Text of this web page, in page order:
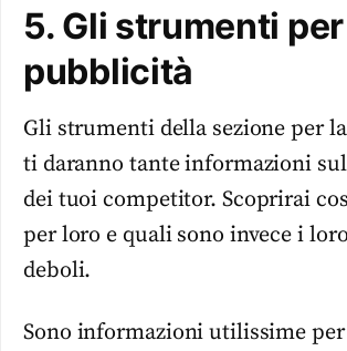
5. Gli strumenti
pubblicità
Gli strumenti della sezione per
ti daranno tante informazioni
dei tuoi competitor. Scoprirai
per loro e quali sono invece i
deboli.
Sono informazioni utilissime